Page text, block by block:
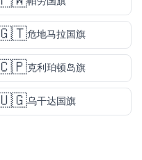
危地马拉国旗
克利珀顿岛旗
乌干达国旗